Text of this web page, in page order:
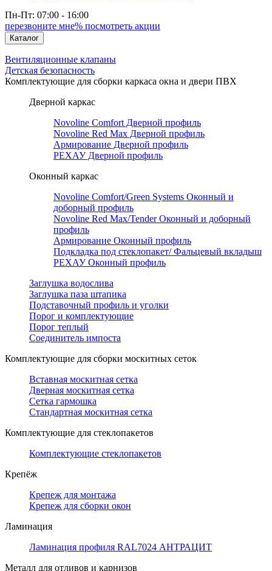
Пн-Пт: 07:00 - 16:00
перезвоните мне% посмотреть акции
Каталог
Вентиляционные клапаны
Детская безопасность
Комплектующие для сборки каркаса окна и двери ПВХ
Дверной каркас
Novoline Comfort Дверной профиль
Novoline Red Мax Дверной профиль
Армирование Дверной профиль
РЕХАУ Дверной профиль
Оконный каркас
Novoline Comfort/Green Systems Оконный и
доборный профиль
Novoline Red Max/Tender Оконный и доборный
профиль
Армирование Оконный профиль
Подкладка под стеклопакет/ Фальцевый вкладыш
РЕХАУ Оконный профиль
Заглушка водослива
Заглушка паза штапика
Подставочный профиль и уголки
Порог и комплектующие
Порог теплый
Соединитель импоста
Комплектующие для сборки москитных сеток
Вставная москитная сетка
Дверная москитная сетка
Сетка гармошка
Стандартная москитная сетка
Комплектующие для стеклопакетов
Комплектующие стеклопакетов
Крепёж
Крепеж для монтажа
Крепеж для сборки окон
Ламинация
Ламинация профиля RAL7024 АНТРАЦИТ
Металл для отливов и карнизов